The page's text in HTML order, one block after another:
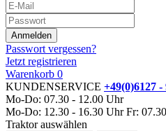
Passwort vergessen?
Jetzt registrieren
Warenkorb 0
KUNDENSERVICE +49(0)6127 -
Mo-Do: 07.30 - 12.00 Uhr
Mo-Do: 12.30 - 16.30 Uhr Fr:
Traktor auswählen